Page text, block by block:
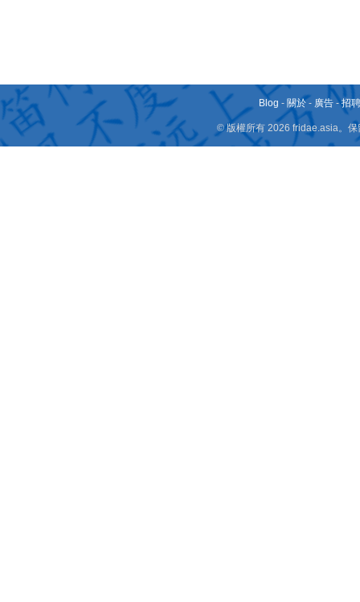
Blog - 關於 - 廣告 -招
© 版權所有 2026 fridae.asia。